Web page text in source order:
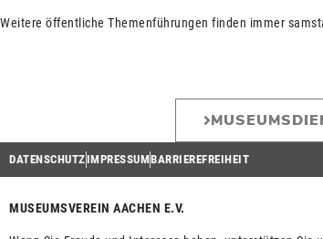
Weitere öffentliche Themenführungen finden immer
DATENSCHUTZIMPRESSUMBARRIEREFREIHEIT
MUSEUMSVEREIN AACHEN E.V.